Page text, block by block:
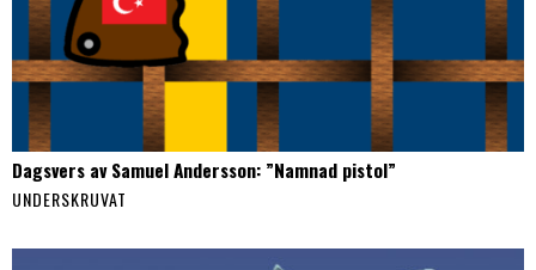
Dagsvers av Samuel Andersson: ”Namnad pistol”
UNDERSKRUVAT